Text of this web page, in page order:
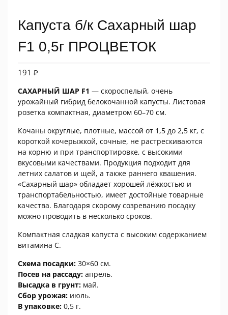
Капуста б/к Сахарный шар
F1 0,5г ПРОЦВЕТОК
191 ₽
САХАРНЫЙ ШАР F1 — скороспелый, очень
урожайный гибрид белокочанной капусты. Листовая
розетка компактная, диаметром 60–70 см.
Кочаны округлые, плотные, массой от 1,5 до 2,5 кг, с
короткой кочерыжкой, сочные, не растрескиваются
на корню и при транспортировке, с высокими
вкусовыми качествами. Продукция подходит для
летних салатов и щей, а также раннего квашения.
«Сахарный шар» обладает хорошей лёжкостью и
транспортабельностью, имеет достойные товарные
качества. Благодаря скорому созреванию посадку
можно проводить в несколько сроков.
Компактная сладкая капуста с высоким содержанием
витамина C.
Схема посадки: 30×60 см.
Посев на рассаду: апрель.
Высадка в грунт: май.
Сбор урожая: июль.
В упаковке: 0,5 г.